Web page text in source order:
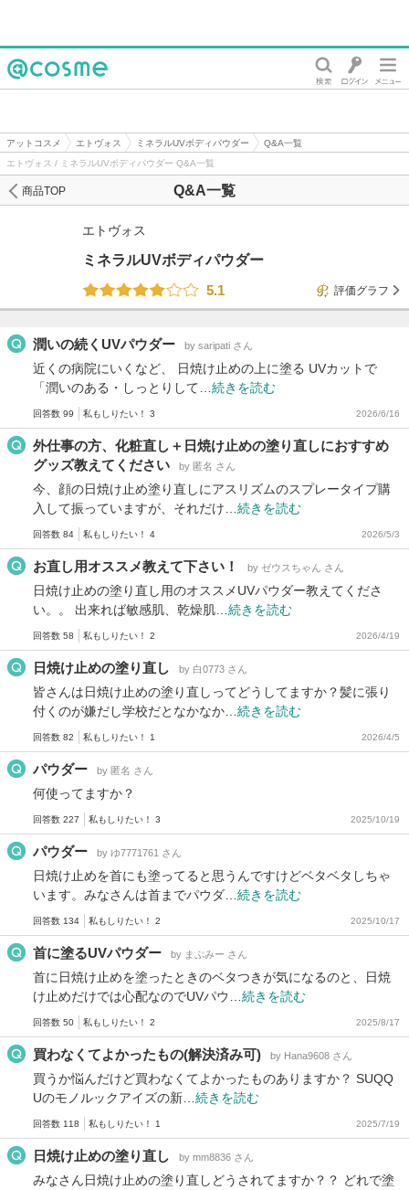
アットコスメ エトヴォス ミネラルUVボディパウダー
Q&A一覧
エトヴォス / ミネラルUVボディパウダー Q&A一覧
Q&A一覧
商品TOP
エトヴォス
ミネラルUVボディパウダー
5.1
評価グラフ
潤いの続くUVパウダー by saripati さん
近くの病院にいくなど、 日焼け止めの上に塗る UVカットで
「潤いのある・しっとりして… 続きを読む
回答数 99 私もしりたい！ 3 2026/6/16
外仕事の方、化粧直し＋日焼け止めの塗り直しにおすすめ
グッズ教えてください
by 匿名 さん
今、顔の日焼け止め塗り直しにアスリズムのスプレータイプ購
入して振っていますが、それだけ… 続きを読む
回答数 84 私もしりたい！ 4 2026/5/3
お直し用オススメ教えて下さい！ by ゼウスちゃん さん
日焼け止めの塗り直し用のオススメUVパウダー教えてくださ
い。。 出来れば敏感肌、乾燥肌… 続きを読む
回答数 58 私もしりたい！ 2 2026/4/19
日焼け止めの塗り直し by 白0773 さん
皆さんは日焼け止めの塗り直しってどうしてますか？髪に張り
付くのが嫌だし学校だとなかなか… 続きを読む
回答数 82 私もしりたい！ 1 2026/4/5
パウダー by 匿名 さん
何使ってますか？
回答数 227 私もしりたい！ 3 2025/10/19
パウダー by ゆ7771761 さん
日焼け止めを首にも塗ってると思うんですけどベタベタしちゃ
います。みなさんは首までパウダ… 続きを読む
回答数 134 私もしりたい！ 2 2025/10/17
首に塗るUVパウダー by まぷみー さん
首に日焼け止めを塗ったときのベタつきが気になるのと、日焼
け止めだけでは心配なのでUVパウ… 続きを読む
回答数 50 私もしりたい！ 2 2025/8/17
買わなくてよかったもの(解決済み可) by Hana9608 さん
買うか悩んだけど買わなくてよかったものありますか？ SUQQ
Uのモノルックアイズの新… 続きを読む
回答数 118 私もしりたい！ 1 2025/7/19
日焼け止めの塗り直し by mm8836 さん
みなさん日焼け止めの塗り直しどうされてますか？？ どれで塗